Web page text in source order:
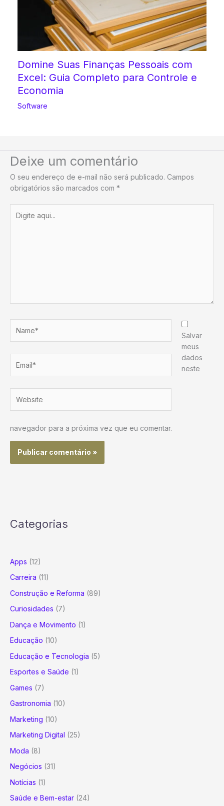
Domine Suas Finanças Pessoais com
Excel: Guia Completo para Controle e
Economia
Software
Deixe um comentário
O seu endereço de e-mail não será publicado. Campos
obrigatórios são marcados com *
aqui...
Salvar
meus
dados
neste
navegador para a próxima vez que eu comentar.
Categorias
Apps (12)
Carreira (11)
Construção e Reforma (89)
Curiosidades (7)
Dança e Movimento (1)
Educação (10)
Educação e Tecnologia (5)
Esportes e Saúde (1)
Games (7)
Gastronomia (10)
Marketing (10)
Marketing Digital (25)
Moda (8)
Negócios (31)
Notícias (1)
Saúde e Bem-estar (24)